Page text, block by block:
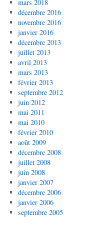
mars 2018
décembre 2016
novembre 2016
janvier 2016
décembre 2013
juillet 2013
avril 2013
mars 2013
février 2013
septembre 2012
juin 2012
mai 2011
mai 2010
février 2010
août 2009
décembre 2008
juillet 2008
juin 2008
janvier 2007
décembre 2006
janvier 2006
septembre 2005